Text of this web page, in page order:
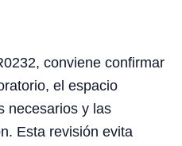
conviene confirmar
el espacio
necesarios y las
Esta revisión evita